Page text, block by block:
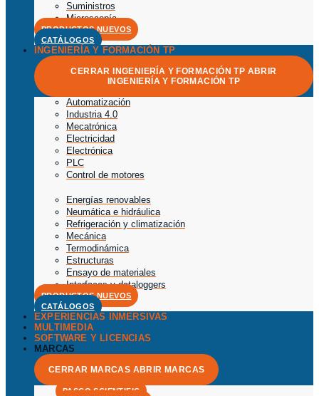
Suministros
Microscopía
PRODUCTOS NUEVOS
CATÁLOGOS
INGENIERÍA Y FORMACIÓN TP
CERRAR INGENIERÍA Y FORMACIÓN TP ABRIR
INGENIERÍA Y FORMACIÓN TP
Automatización
Industria 4.0
Mecatrónica
Electricidad
Electrónica
PLC
Control de motores
Energías renovables
Neumática e hidráulica
Refrigeración y climatización
Mecánica
Termodinámica
Estructuras
Ensayo de materiales
Interfaces y dataloggers
PRODUCTOS NUEVOS
CATÁLOGOS
EXPERIENCIAS INMERSIVAS
MULTIMEDIA
SOFTWARE Y LICENCIAS
MARCAS
CERRAR MARCAS ABRIR MARCAS
PASCO SCIENTIFIC